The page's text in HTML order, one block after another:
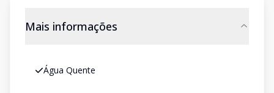
Mais informações
Água Quente